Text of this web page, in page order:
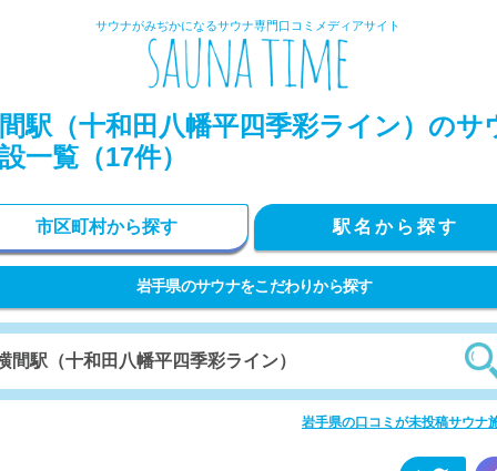
サウナがみぢかになるサウナ専門口コミメディアサイト
駅（十和田八幡平四季彩ライン）のサ
一覧（17件）
市区町村から探す 駅名から探す
岩手県のサウナをこだわりから探す
岩手県の口コミが未投稿サウナ